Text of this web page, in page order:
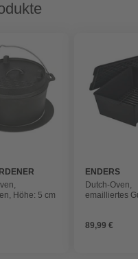
Höhe: 5 cm
ENDERS
Dutch-Oven,
emailliertes
89,99 €